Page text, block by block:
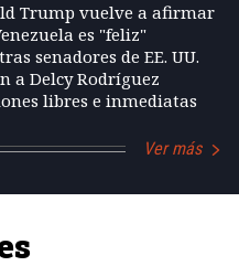
Trump vuelve a afirmar
es "feliz"
senadores de EE. UU.
a Delcy Rodríguez
libres e inmediatas
Ver más